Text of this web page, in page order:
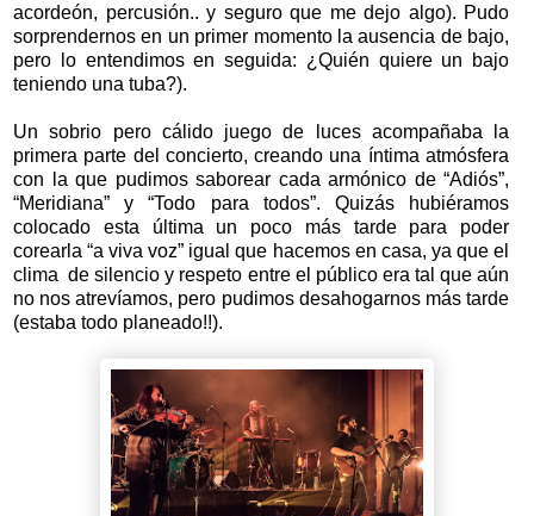
acordeón, percusión.. y seguro que me dejo algo). Pudo
sorprendernos en un primer momento la ausencia de bajo,
pero lo entendimos en seguida: ¿Quién quiere un bajo
teniendo una tuba?).
Un sobrio pero cálido juego de luces acompañaba la
primera parte del concierto, creando una íntima atmósfera
con la que pudimos saborear cada armónico de “Adiós”,
“Meridiana” y “Todo para todos”. Quizás hubiéramos
colocado esta última un poco más tarde para poder
corearla “a viva voz” igual que hacemos en casa, ya que el
clima de silencio y respeto entre el público era tal que aún
no nos atrevíamos, pero pudimos desahogarnos más tarde
(estaba todo planeado!!).